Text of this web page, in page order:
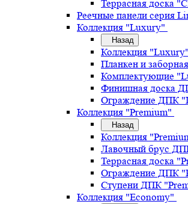
Террасная доска
Реечные панели серия
Коллекция "Luxury"
Назад
Коллекция "Luxury"
Планкен и
Комплектующие
Финишная доска
Ограждение ДПК
Коллекция "Premium"
Назад
Коллекция
Лавочный брус
Террасная доска
Ограждение ДПК
Ступени ДПК
Коллекция "Economy"